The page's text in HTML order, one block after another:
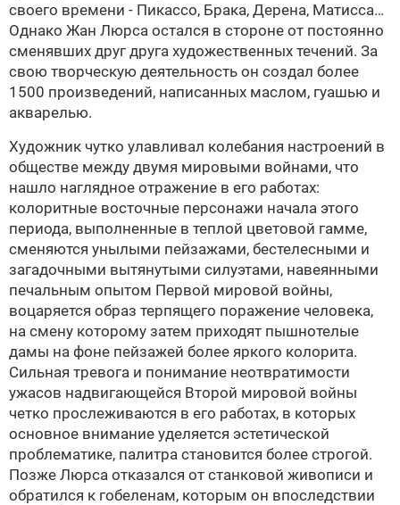
своего времени - Пикассо, Брака, Дерена, Матисса…
Однако Жан Люрса остался в стороне от постоянно
сменявших друг друга художественных течений. За
свою творческую деятельность он создал более
1500 произведений, написанных маслом, гуашью и
акварелью.
Художник чутко улавливал колебания настроений в
обществе между двумя мировыми войнами, что
нашло наглядное отражение в его работах:
колоритные восточные персонажи начала этого
периода, выполненные в теплой цветовой гамме,
сменяются унылыми пейзажами, бестелесными и
загадочными вытянутыми силуэтами, навеянными
печальным опытом Первой мировой войны,
воцаряется образ терпящего поражение человека,
на смену которому затем приходят пышнотелые
дамы на фоне пейзажей более яркого колорита.
Сильная тревога и понимание неотвратимости
ужасов надвигающейся Второй мировой войны
четко прослеживаются в его работах, в которых
основное внимание уделяется эстетической
проблематике, палитра становится более строгой.
Позже Люрса отказался от станковой живописи и
обратился к гобеленам, которым он впоследствии